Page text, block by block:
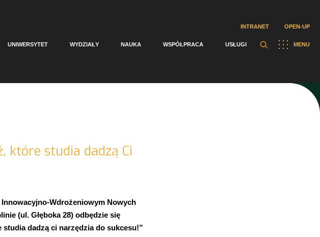
INTRANET OPEN-UP
MENU
UNIWERSYTET WYDZIAŁY NAUKA WSPÓŁPRACA USŁUGI
które studia dadzą Ci
Wdrożeniowym Nowych
(ul. Głęboka 28) odbędzie się
dadzą ci narzędzia do sukcesu!”